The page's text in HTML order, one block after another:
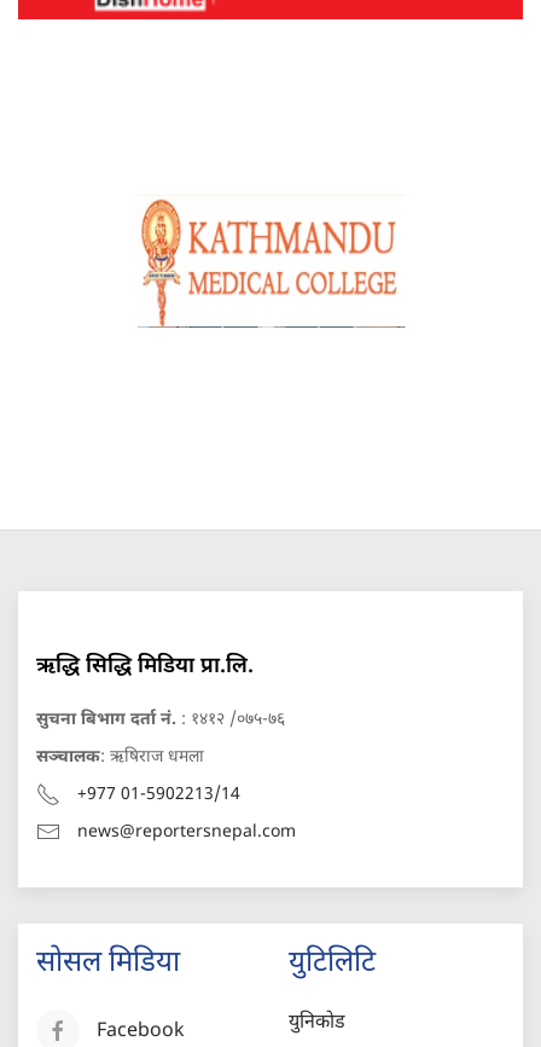
ऋद्धि सिद्धि मिडिया प्रा.लि.
सुचना बिभाग दर्ता नं. : १४१२ /०७५-७६
सञ्चालक: ऋषिराज धमला
+977 01-5902213/14
news@reportersnepal.com
सोसल मिडिया
Facebook
युटिलिटि
युनिकोड